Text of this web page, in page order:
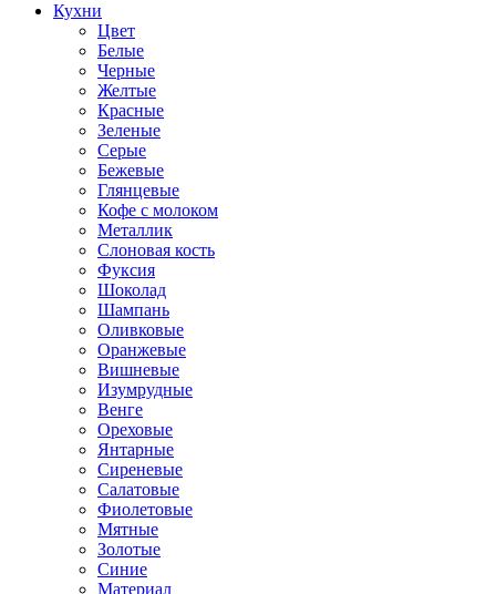
Кухни
Цвет
Белые
Черные
Желтые
Красные
Зеленые
Серые
Бежевые
Глянцевые
Кофе с молоком
Металлик
Слоновая кость
Фуксия
Шоколад
Шампань
Оливковые
Оранжевые
Вишневые
Изумрудные
Венге
Ореховые
Янтарные
Сиреневые
Салатовые
Фиолетовые
Мятные
Золотые
Синие
Материал